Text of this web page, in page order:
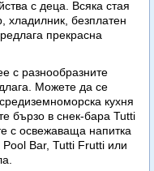
с деца. Всяка стая
хладилник, безплатен
прекрасна
с разнообразните
Можете да се
кухня
бързо в снек-бара Tutti
с освежаваща напитка
Bar, Tutti Frutti или